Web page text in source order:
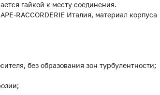
гайкой к месту соединения.
RACCORDERIE Италия, материал корпуса
без образования зон турбулентности;